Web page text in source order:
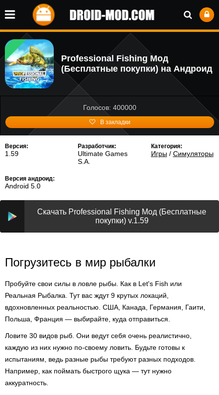
Professional Fishing Мод
(Бесплатные покупки) на Андроид
Голосов: 400000
В закладки
Версия:
1.59
Разработчик:
Ultimate Games
S.A.
Категория:
Игры/ Симуляторы
Версия андроид:
Android 5.0
Скачать Professional Fishing Мод (Бесплатные
покупки) v.1.59
Погрузитесь в мир рыбалки
Пробуйте свои силы в ловле рыбы. Как в Let's Fish или
Реальная Рыбалка. Тут вас ждут 9 крутых локаций,
вдохновленных реальностью. США, Канада, Германия, Гаити,
Польша, Франция — выбирайте, куда отправиться.
Ловите 30 видов рыб. Они ведут себя очень реалистично,
каждую из них нужно по-своему ловить. Будьте готовы к
испытаниям, ведь разные рыбы требуют разных подходов.
Например, как поймать быстрого щука — тут нужно
аккуратность.